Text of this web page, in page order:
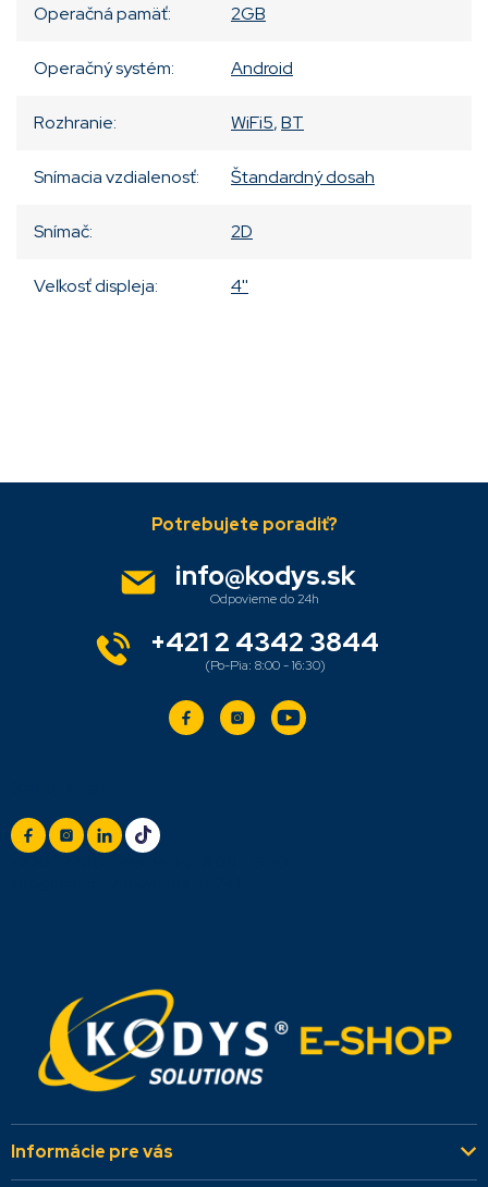
Operačná pamäť: 2GB
Operačný systém: Android
Rozhranie: WiFi5,BT
Snímacia vzdialenosť: Štandardný dosah
Snímač: 2D
Veľkosť displeja: 4''
Informácie pre vás
info@kodys.sk
+421 2 4342 3844